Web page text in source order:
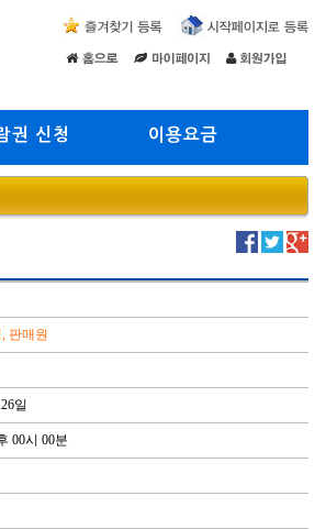
권 신청 이용요금
판매원
일
00시 00분